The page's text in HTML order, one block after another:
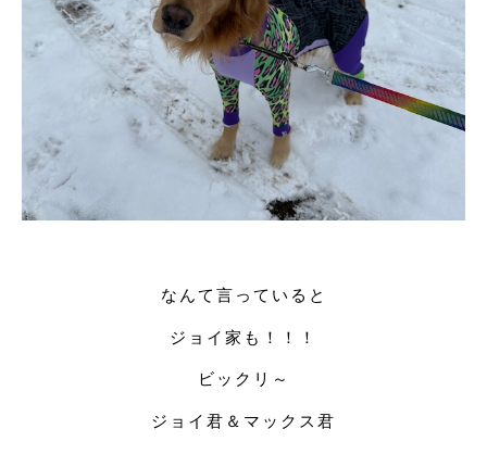
なんて言っていると
ジョイ家も！！！
ビックリ～
ジョイ君＆マックス君